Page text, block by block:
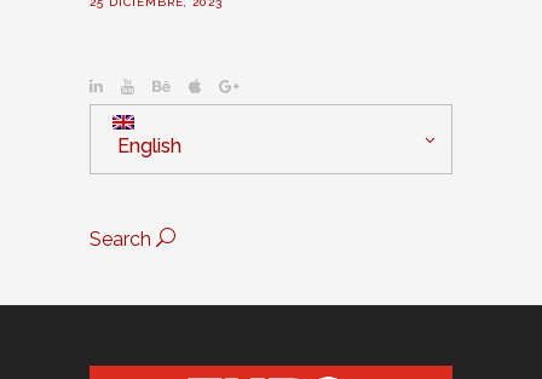
English
Search